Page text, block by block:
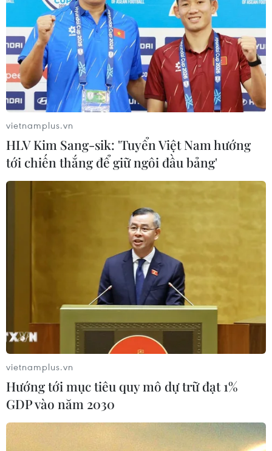
vietnamplus.vn
HLV Kim Sang-sik: 'Tuyển Việt Nam hướng
tới chiến thắng để giữ ngôi đầu bảng'
vietnamplus.vn
Hướng tới mục tiêu quy mô dự trữ đạt 1%
GDP vào năm 2030